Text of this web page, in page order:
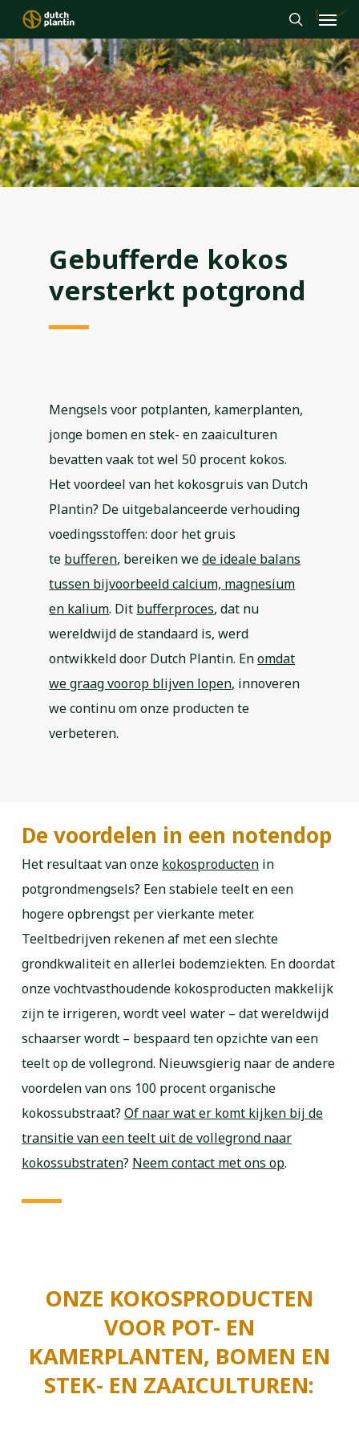
Skip
to
main
content
search
Menu
Gebufferde kokos
versterkt potgrond
Mengsels voor potplanten, kamerplanten,
jonge bomen en stek- en zaaiculturen
bevatten vaak tot wel 50 procent kokos.
Het voordeel van het kokosgruis van Dutch
Plantin? De uitgebalanceerde verhouding
voedingsstoffen: door het gruis
te bufferen, bereiken wede ideale balans
tussen bijvoorbeeld calcium, magnesium
en kalium. Dit bufferproces, dat nu
wereldwijd de standaard is, werd
ontwikkeld door Dutch Plantin. Enomdat
we graag voorop blijven lopen, innoveren
we continu om onze producten te
verbeteren.
De voordelen in een notendop
Het resultaat van onze kokosproducten in
potgrondmengsels? Een stabiele teelt en een
hogere opbrengst per vierkante meter.
Teeltbedrijven rekenen af met een slechte
grondkwaliteit en allerlei bodemziekten. En doordat
onze vochtvasthoudende kokosproducten makkelijk
zijn te irrigeren, wordt veel water – dat wereldwijd
schaarser wordt – bespaard ten opzichte van een
teelt op de vollegrond. Nieuwsgierig naar de andere
voordelen van ons 100 procent organische
kokossubstraat?Of naar wat er komt kijken bij de
transitie van een teelt uit de vollegrond naar
kokossubstraten? Neem contact met ons op.
ONZE KOKOSPRODUCTEN
VOOR POT- EN
KAMERPLANTEN, BOMEN EN
STEK- EN ZAAICULTUREN: